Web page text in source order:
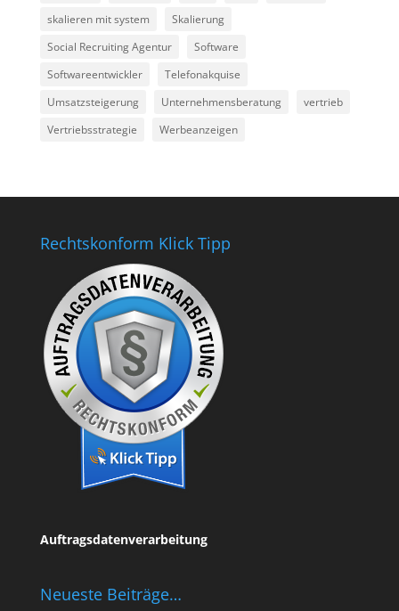
skalieren mit system
Skalierung
Social Recruiting Agentur
Software
Softwareentwickler
Telefonakquise
Umsatzsteigerung
Unternehmensberatung
vertrieb
Vertriebsstrategie
Werbeanzeigen
Rechtskonform Klick Tipp
Auftragsdatenverarbeitung
Neueste Beiträge…